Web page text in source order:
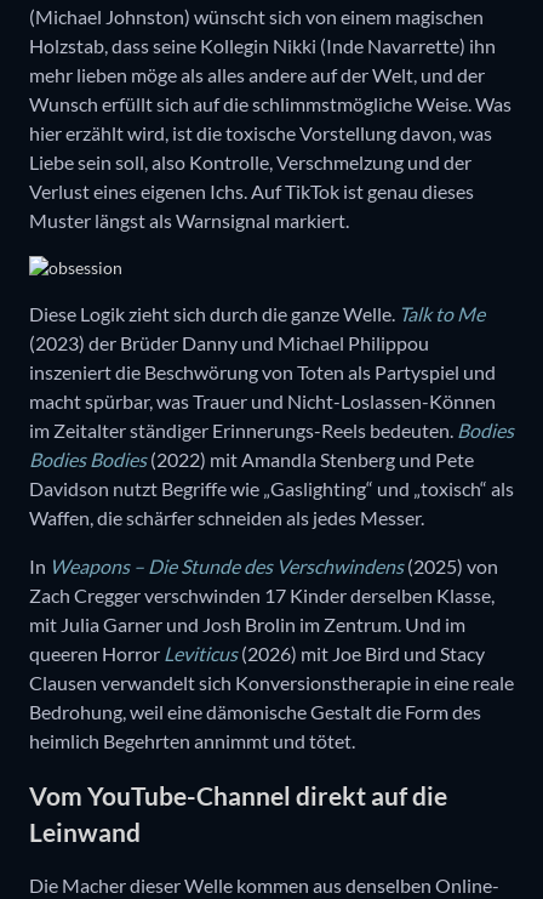
(Michael Johnston) wünscht sich von einem magischen
Holzstab, dass seine Kollegin Nikki (Inde Navarrette) ihn
mehr lieben möge als alles andere auf der Welt, und der
Wunsch erfüllt sich auf die schlimmstmögliche Weise. Was
hier erzählt wird, ist die toxische Vorstellung davon, was
Liebe sein soll, also Kontrolle, Verschmelzung und der
Verlust eines eigenen Ichs. Auf TikTok ist genau dieses
Muster längst als Warnsignal markiert.
Diese Logik zieht sich durch die ganze Welle. Talk to Me
(2023) der Brüder Danny und Michael Philippou
inszeniert die Beschwörung von Toten als Partyspiel und
macht spürbar, was Trauer und Nicht-Loslassen-Können
im Zeitalter ständiger Erinnerungs-Reels bedeuten. Bodies
Bodies Bodies(2022) mit Amandla Stenberg und Pete
Davidson nutzt Begriffe wie „Gaslighting“ und „toxisch“ als
Waffen, die schärfer schneiden als jedes Messer.
In Weapons – Die Stunde des Verschwindens(2025) von
Zach Cregger verschwinden 17 Kinder derselben Klasse,
mit Julia Garner und Josh Brolin im Zentrum. Und im
queeren Horror Leviticus(2026) mit Joe Bird und Stacy
Clausen verwandelt sich Konversionstherapie in eine reale
Bedrohung, weil eine dämonische Gestalt die Form des
heimlich Begehrten annimmt und tötet.
Vom YouTube-Channel direkt auf die
Leinwand
Die Macher dieser Welle kommen aus denselben Online-